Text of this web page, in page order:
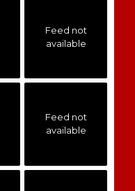
Feed not
available
Feed not
available